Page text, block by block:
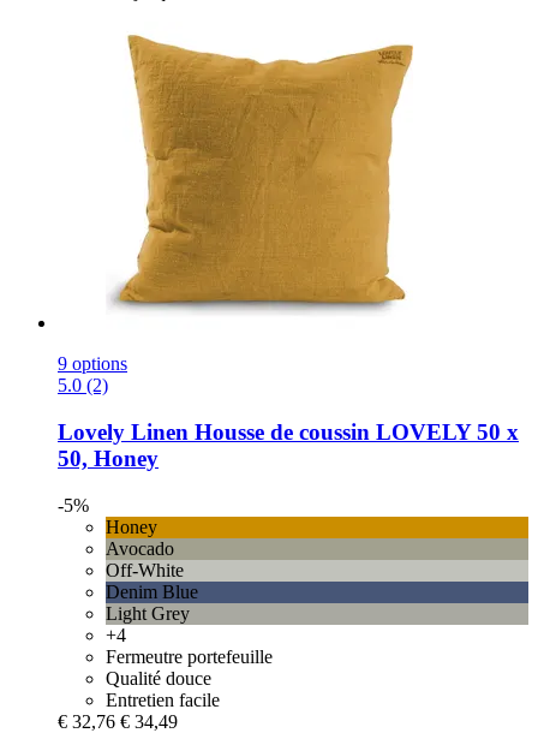
9 options
5.0 (2)
Lovely Linen Housse de coussin LOVELY 50 x
50, Honey
-5%
Honey
Avocado
Off-White
Denim Blue
Light Grey
+4
Fermeutre portefeuille
Qualité douce
Entretien facile
€ 32,76 € 34,49